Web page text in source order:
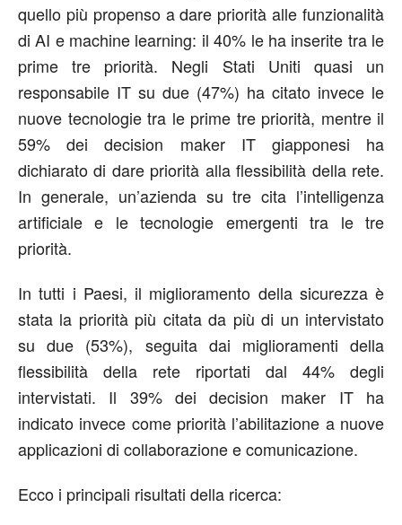
quello più propenso a dare priorità alle funzionalità
di AI e machine learning: il 40% le ha inserite tra le
prime tre priorità. Negli Stati Uniti quasi un
responsabile IT su due (47%) ha citato invece le
nuove tecnologie tra le prime tre priorità, mentre il
59% dei decision maker IT giapponesi ha
dichiarato di dare priorità alla flessibilità della rete.
In generale, un’azienda su tre cita l’intelligenza
artificiale e le tecnologie emergenti tra le tre
priorità.
In tutti i Paesi, il miglioramento della sicurezza è
stata la priorità più citata da più di un intervistato
su due (53%), seguita dai miglioramenti della
flessibilità della rete riportati dal 44% degli
intervistati. Il 39% dei decision maker IT ha
indicato invece come priorità l’abilitazione a nuove
applicazioni di collaborazione e comunicazione.
Ecco i principali risultati della ricerca: